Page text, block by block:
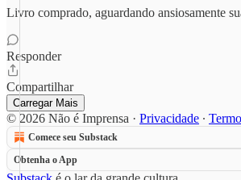
Livro comprado, aguardando ansiosamente
Responder
Compartilhar
Carregar Mais
© 2026 Não é Imprensa · Privacidade ∙
Comece seu Substack
Obtenha o App